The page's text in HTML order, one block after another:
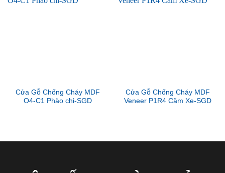
Cửa Gỗ Chống Cháy MDF
O4-C1 Phào chi-SGD
Cửa Gỗ Chống Cháy MDF
Veneer P1R4 Căm Xe-SGD